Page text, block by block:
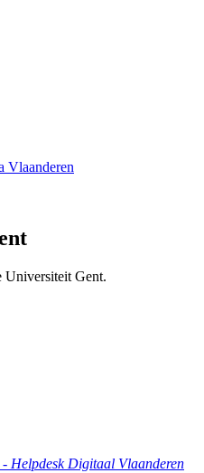
Vlaanderen
Universiteit Gent.
- Helpdesk Digitaal Vlaanderen